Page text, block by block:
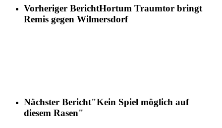
Vorheriger BerichtHortum Traumtor bringt
Remis gegen Wilmersdorf
Nächster Bericht"Kein Spiel möglich auf
diesem Rasen"